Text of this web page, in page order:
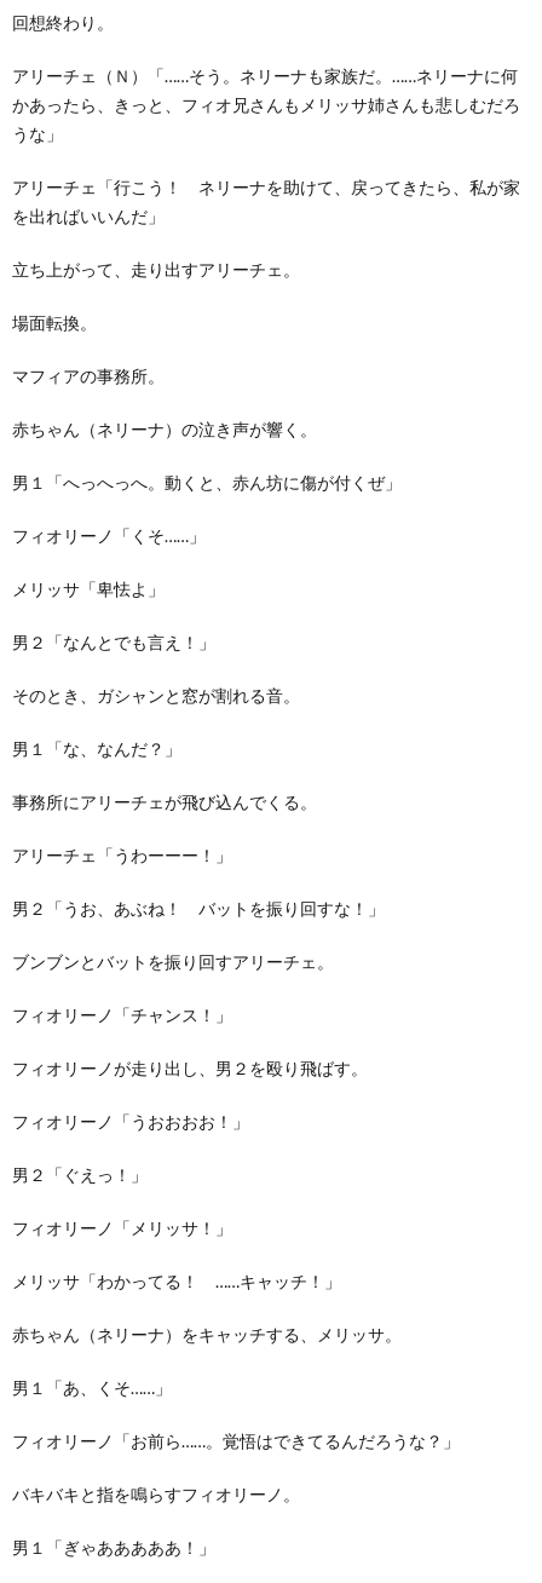
回想終わり。
アリーチェ（Ｎ）「……そう。ネリーナも家族だ。……ネリーナに何
かあったら、きっと、フィオ兄さんもメリッサ姉さんも悲しむだろ
うな」
アリーチェ「行こう！ ネリーナを助けて、戻ってきたら、私が家
を出ればいいんだ」
立ち上がって、走り出すアリーチェ。
場面転換。
マフィアの事務所。
赤ちゃん（ネリーナ）の泣き声が響く。
男１「へっへっへ。動くと、赤ん坊に傷が付くぜ」
フィオリーノ「くそ……」
メリッサ「卑怯よ」
男２「なんとでも言え！」
そのとき、ガシャンと窓が割れる音。
男１「な、なんだ？」
事務所にアリーチェが飛び込んでくる。
アリーチェ「うわーーー！」
男２「うお、あぶね！ バットを振り回すな！」
ブンブンとバットを振り回すアリーチェ。
フィオリーノ「チャンス！」
フィオリーノが走り出し、男２を殴り飛ばす。
フィオリーノ「うおおおお！」
男２「ぐえっ！」
フィオリーノ「メリッサ！」
メリッサ「わかってる！ ……キャッチ！」
赤ちゃん（ネリーナ）をキャッチする、メリッサ。
男１「あ、くそ……」
フィオリーノ「お前ら……。覚悟はできてるんだろうな？」
バキバキと指を鳴らすフィオリーノ。
男１「ぎゃあああああ！」